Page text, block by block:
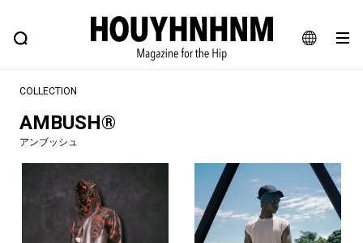
JA
FEATURE BLOG SNAP
ヒップなファッション、カルチャー、ライフスタイルWEBマガジン
#SHOPPING ADDICT #憧れの逸品
#ESSENTIAL DESIGNS #古着サミット
#NEW VINTAGE #マイナーグッド図鑑
COLLECTION
AMBUSH®
アンブッシュ